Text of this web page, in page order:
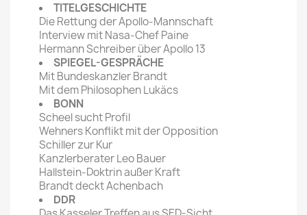
TITELGESCHICHTE
Die Rettung der Apollo-Mannschaft
Interview mit Nasa-Chef Paine
Hermann Schreiber über Apollo 13
SPIEGEL-GESPRÄCHE
Mit Bundeskanzler Brandt
Mit dem Philosophen Lukäcs
BONN
Scheel sucht Profil
Wehners Konflikt mit der Opposition
Schiller zur Kur
Kanzlerberater Leo Bauer
Hallstein-Doktrin außer Kraft
Brandt deckt Achenbach
DDR